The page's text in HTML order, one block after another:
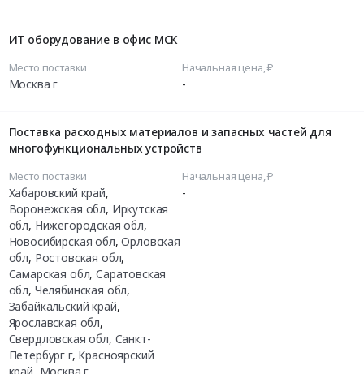
ИТ оборудование в офис МСК
Место поставки
Москва г
Начальная цена, ₽
-
Поставка расходных материалов и запасных частей для
многофункциональных устройств
Место поставки
Хабаровский край,
Воронежская обл, Иркутская
обл, Нижегородская обл,
Новосибирская обл,Орловская
обл, Ростовская обл,
Самарская обл,Саратовская
обл, Челябинская обл,
Забайкальский край,
Ярославская обл,
Свердловская обл, Санкт-
Петербург г, Красноярский
край, Москва г
Начальная цена, ₽
-